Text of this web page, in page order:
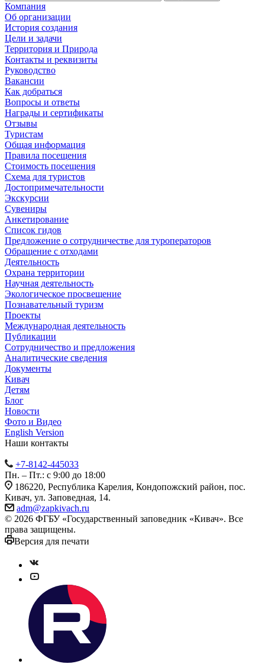
Компания
Об организации
История создания
Цели и задачи
Территория и Природа
Контакты и реквизиты
Руководство
Вакансии
Как добраться
Вопросы и ответы
Награды и сертификаты
Отзывы
Туристам
Общая информация
Правила посещения
Стоимость посещения
Схема для туристов
Достопримечательности
Экскурсии
Сувениры
Анкетирование
Список гидов
Предложение о сотрудничестве для туроператоров
Обращение с отходами
Деятельность
Охрана территории
Научная деятельность
Экологическое просвещение
Познавательный туризм
Проекты
Международная деятельность
Публикации
Сотрудничество и предложения
Аналитические сведения
Документы
Кивач
Детям
Блог
Новости
Фото и Видео
English Version
Наши контакты
+7-8142-445033
Пн. – Пт.: с 9:00 до 18:00
186220, Республика Карелия, Кондопожский район, пос.
Кивач, ул. Заповедная, 14.
adm@zapkivach.ru
© 2026 ФГБУ «Государственный заповедник «Кивач». Все
права защищены.
Версия для печати